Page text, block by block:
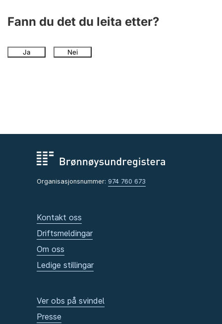
Fann du det du leita etter?
Ja Nei
Organisasjonsnummer: 974 760 673
Kontakt oss
Driftsmeldingar
Om oss
Ledige stillingar
Ver obs på svindel
Presse